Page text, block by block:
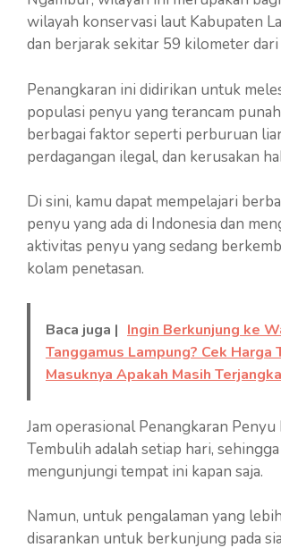
wilayah konservasi laut Kabupaten
dan berjarak sekitar 59 kilometer dari
Penangkaran ini didirikan untuk
populasi penyu yang terancam
berbagai faktor seperti perburuan
perdagangan ilegal, dan kerusakan
Di sini, kamu dapat mempelajari
penyu yang ada di Indonesia dan
aktivitas penyu yang sedang
kolam penetasan.
Baca juga | Ingin Berkunjung ke
Tanggamus Lampung? Cek Harga
Masuknya Apakah Masih
Jam operasional Penangkaran Penyu
Tembulih adalah setiap hari,
mengunjungi tempat ini kapan saja.
Namun, untuk pengalaman yang
disarankan untuk berkunjung pada